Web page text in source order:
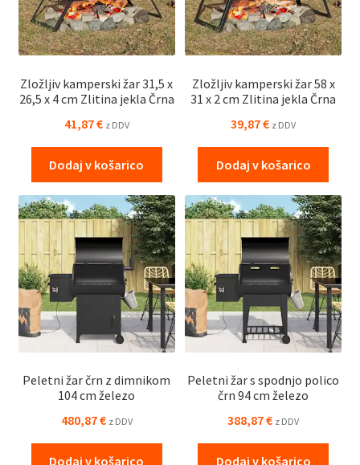
Zložljiv kamperski žar 31,5 x
26,5 x 4 cm Zlitina jekla Črna
41,87€ z DDV
Dodaj v košarico
Zložljiv kamperski žar 58 x
31 x 2 cm Zlitina jekla Črna
39,87€ z DDV
Dodaj v košarico
Peletni žar črn z dimnikom
104 cm železo
480,87€ z DDV
Dodaj v košarico
Peletni žar s spodnjo polico
črn 94 cm železo
388,87€ z DDV
Dodaj v košarico